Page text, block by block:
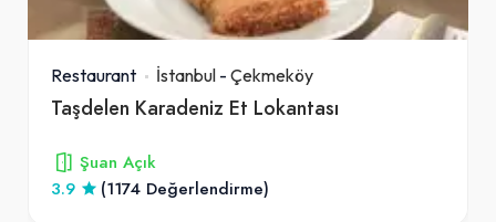
Restaurant İstanbul - Çekmeköy
Taşdelen Karadeniz Et Lokantası
Şuan Açık
3.9
(1174 Değerlendirme)